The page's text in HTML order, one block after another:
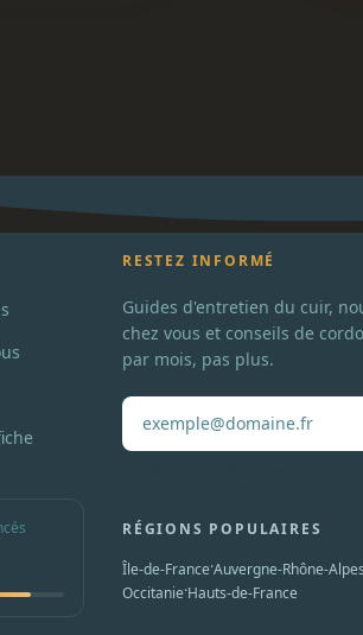
RESTEZ INFORMÉ
Guides d'entretien du cuir,
chez vous et conseils de
par mois, pas plus.
RÉGIONS POPULAIRES
Île-de-France·Auvergne-Rhône-Alpes
Occitanie·Hauts-de-France